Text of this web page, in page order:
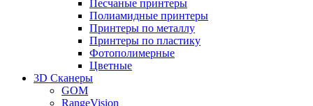
Песчаные принтеры
Полиамидные принтеры
Принтеры по металлу
Принтеры по пластику
Фотополимерные
Цветные
3D Сканеры
GOM
RangeVision